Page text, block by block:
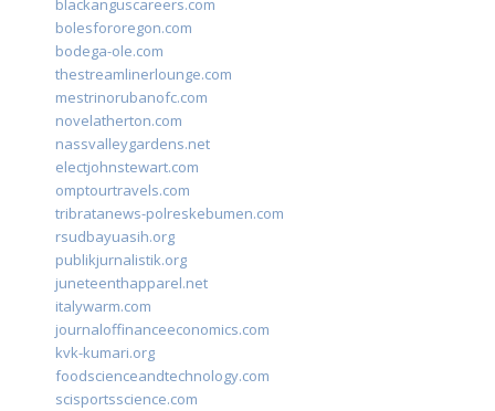
blackanguscareers.com
bolesfororegon.com
bodega-ole.com
thestreamlinerlounge.com
mestrinorubanofc.com
novelatherton.com
nassvalleygardens.net
electjohnstewart.com
omptourtravels.com
tribratanews-polreskebumen.com
rsudbayuasih.org
publikjurnalistik.org
juneteenthapparel.net
italywarm.com
journaloffinanceeconomics.com
kvk-kumari.org
foodscienceandtechnology.com
scisportsscience.com